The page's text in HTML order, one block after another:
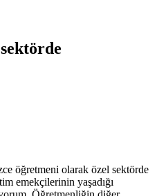
öğretmeni olarak özel sektörde
emekçilerinin yaşadığı